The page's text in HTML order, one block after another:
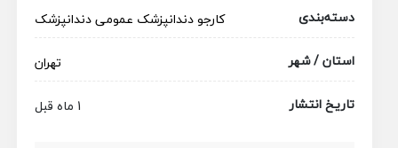
دسته‌بندی
کارجودندانپزشک عمومیدندانپزشک
استان / شهر
تهران
تاریخ انتشار
1 ماه قبل